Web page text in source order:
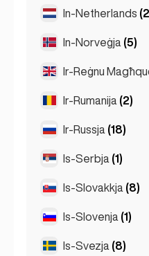
Kraków
Poznań
In-Netherlands
Amsterdam
Den Haag
In-Norveġja (5)
OsloIr-Reġnu
Birmingham
Glasgow
Newcastle
Ir-Rumanija (2)
Bukarest
Ir-Russja (18)
Moska
San Pietruburgu
Is-Serbja (1)
BelgradIs-Slovakkja (8)
Bratislava
Is-Slovenja (1)
Ljubljana
Is-Svezja (8)